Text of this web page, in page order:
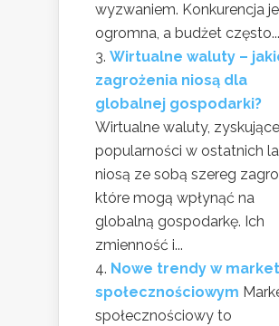
wyzwaniem. Konkurencja
ogromna, a budżet często...
Wirtualne waluty –
zagrożenia niosą dla
globalnej gospodarki?
Wirtualne waluty,
popularności w ostatnich
niosą ze sobą szereg
które mogą wpłynąć na
globalną gospodarkę. Ich
zmienność i...
Nowe trendy w
społecznościowym
społecznościowy to